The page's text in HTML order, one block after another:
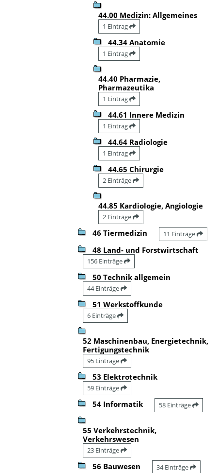
44.00 Medizin: Allgemeines
1 Eintrag
44.34 Anatomie
1 Eintrag
44.40 Pharmazie,
Pharmazeutika
1 Eintrag
44.61 Innere Medizin
1 Eintrag
44.64 Radiologie
1 Eintrag
44.65 Chirurgie
2 Einträge
44.85 Kardiologie, Angiologie
2 Einträge
46 Tiermedizin 11 Einträge
48 Land- und Forstwirtschaft
156 Einträge
50 Technik allgemein
44 Einträge
51 Werkstoffkunde
6 Einträge
52 Maschinenbau, Energietechnik,
Fertigungstechnik
95 Einträge
53 Elektrotechnik
59 Einträge
54 Informatik 58 Einträge
55 Verkehrstechnik,
Verkehrswesen
23 Einträge
56 Bauwesen 34 Einträge